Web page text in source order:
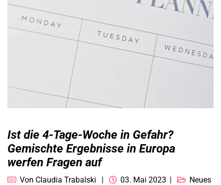
Ist die 4-Tage-Woche in Gefahr?
Gemischte Ergebnisse in Europa
werfen Fragen auf
Von Claudia Trabalski 03. Mai 2023
Neues